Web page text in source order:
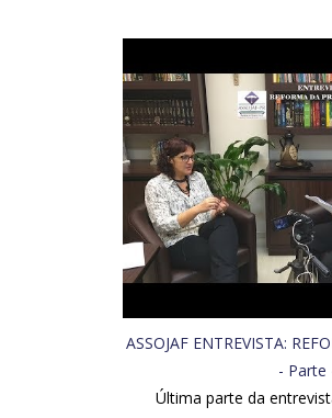
ASSOJAF ENTREVISTA:
- Parte
Última parte da